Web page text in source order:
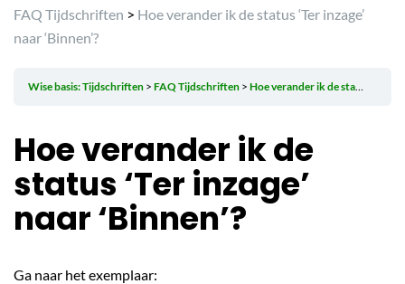
FAQ Tijdschriften > Hoe verander ik de status ‘Ter inzage’
naar ‘Binnen’?
Wise basis: Tijdschriften FAQ Tijdschriften Hoe verander ik de status ‘Ter inzage’ naar ‘Binnen’?
Hoe verander ik de
status ‘Ter inzage’
naar ‘Binnen’?
Ga naar het exemplaar: